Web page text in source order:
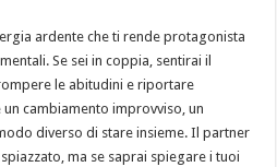
ardente che ti rende protagonista
Se sei in coppia, sentirai il
le abitudini e riportare
cambiamento improvviso, un
diverso di stare insieme. Il partner
ma se saprai spiegare i tuoi